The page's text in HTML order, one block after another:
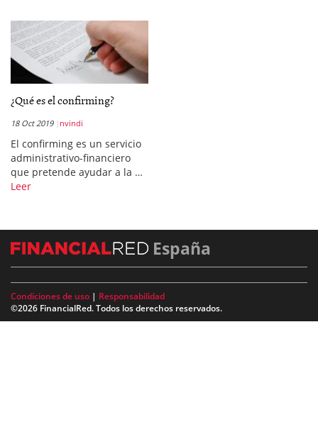
¿Qué es el confirming?
18 Oct 2019 nvindi
El confirming es un servicio
administrativo-financiero
que pretende ayudar a la …
Leer
España
Condiciones de uso | Responsabilidad
©2026 FinancialRed. Todos los derechos reservados.